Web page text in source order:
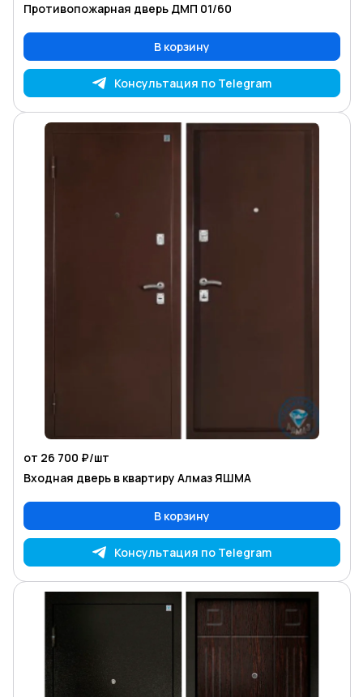
Противопожарная дверь ДМП 01/60
В корзину
Консультация по Telegram
от 26 700 ₽/шт
Входная дверь в квартиру Алмаз ЯШМА
В корзину
Консультация по Telegram